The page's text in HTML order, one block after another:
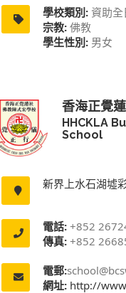
學校類別: 資助全
宗教: 佛教
學生性別: 男女
香海正覺
HHCKLA
School
新界上水石湖墟
電話: +852
傳真: +852
電郵:
網址: http://